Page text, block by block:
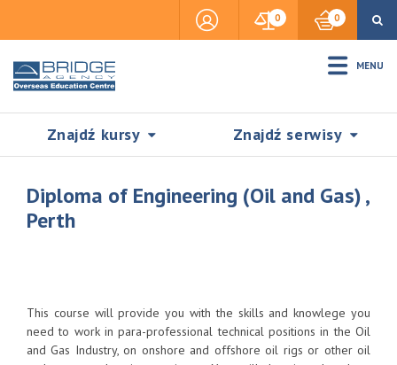
0 0
MENU
Znajdź kursy Znajdź serwisy
Diploma of Engineering (Oil and Gas) ,
Perth
This course will provide you with the skills and knowlege you
need to work in para-professional technical positions in the Oil
and Gas Industry, on onshore and offshore oil rigs or other oil